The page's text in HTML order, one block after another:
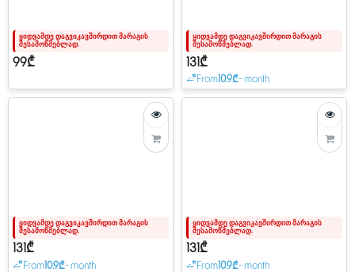
ყიდვამდე დაგვიკავშირდით მარაგის
შესამოწმებლად.
99₾
ყიდვამდე დაგვიკავშირდით მარაგის
შესამოწმებლად.
131₾
From10.9₾- month
ყიდვამდე დაგვიკავშირდით მარაგის
შესამოწმებლად.
131₾
From10.9₾- month
ყიდვამდე დაგვიკავშირდით მარაგის
შესამოწმებლად.
131₾
From10.9₾- month